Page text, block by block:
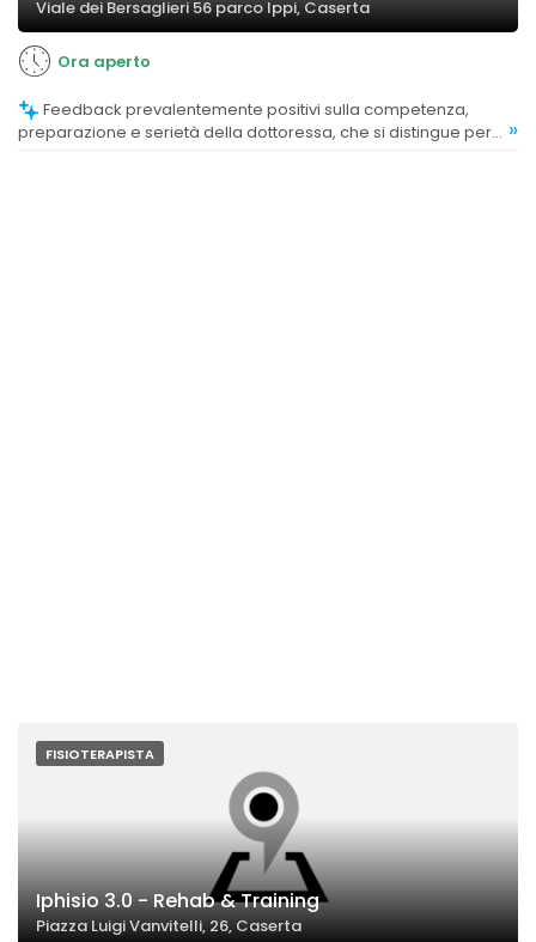
Viale dei Bersaglieri 56 parco Ippi, Caserta
Ora aperto
preparazione e serietà della dottoressa, che si distingue per
»
FISIOTERAPISTA
Iphisio 3.0 - Rehab & Training
Piazza Luigi Vanvitelli, 26, Caserta